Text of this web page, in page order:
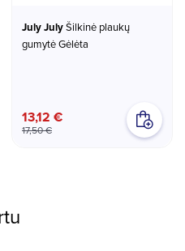
July July
gumytė Gėlėta
13,12 €
17,50 €